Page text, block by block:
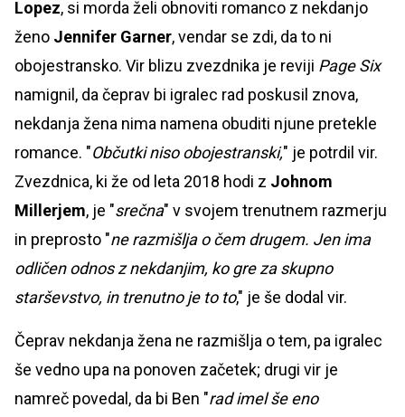
Lopez, si morda želi obnoviti romanco z nekdanjo
ženo Jennifer Garner, vendar se zdi, da to ni
obojestransko. Vir blizu zvezdnika je reviji Page Six
namignil, da čeprav bi igralec rad poskusil znova,
nekdanja žena nima namena obuditi njune pretekle
romance. "Občutki niso obojestranski," je potrdil vir.
Zvezdnica, ki že od leta 2018 hodi z Johnom
Millerjem, je "srečna" v svojem trenutnem razmerju
in preprosto "ne razmišlja o čem drugem. Jen ima
odličen odnos z nekdanjim, ko gre za skupno
starševstvo, in trenutno je to to," je še dodal vir.
Čeprav nekdanja žena ne razmišlja o tem, pa igralec
še vedno upa na ponoven začetek; drugi vir je
namreč povedal, da bi Ben "rad imel še eno